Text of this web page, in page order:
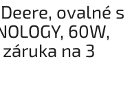
ovalné s
60W,
na 3